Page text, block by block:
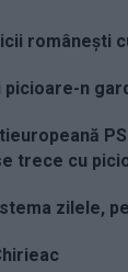
românești
picioare-n
trece cu
zilele,